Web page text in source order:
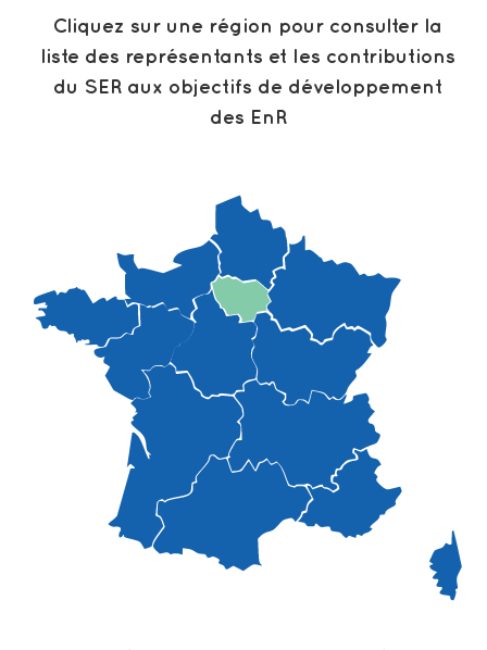
Cliquez sur une région pour consulter la
liste des représentants et les contributions
du SER aux objectifs de développement
des EnR